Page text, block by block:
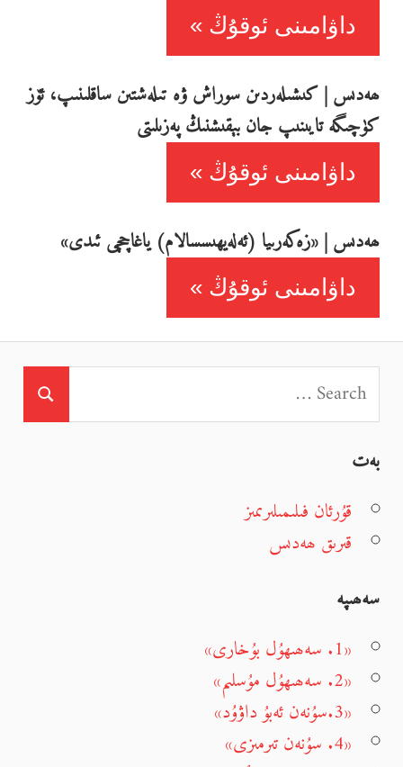
داۋامىنى ئوقۇڭ
ھەدىس | كىشىلەردىن سوراش ۋە تىلەشتىن ساقلىنىپ، ئۆز
كۈچىگە تايىنىپ جان بېقىشنىڭ پەزىلىتى
داۋامىنى ئوقۇڭ
ھەدىس | «زەكەرىيا (ئەلەيھىسسالام) ياغاچچى ئىدى»
داۋامىنى ئوقۇڭ
بەت
قۇرئان فىلىمىلىرىمىز
قىرىق ھەدىس
سەھىپە
«1. سەھىھۇل بۇخارى»
«2. سەھىھۇل مۇسلىم»
«3.سۇنەن ئەبۇ داۋۇد»
«4. سۇنەن تىرمىزى»